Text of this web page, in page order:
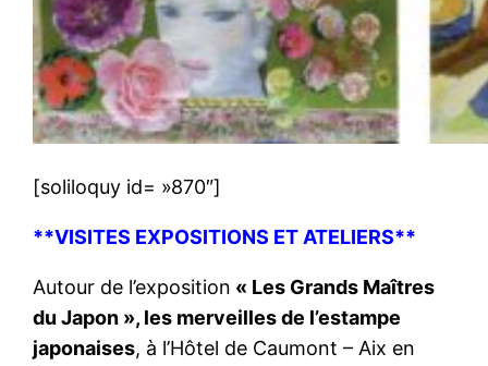
[soliloquy id= »870″]
**VISITES EXPOSITIONS ET ATELIERS**
Autour de l’exposition « Les Grands Maîtres
du Japon », les merveilles de l’estampe
japonaises, à l’Hôtel de Caumont – Aix en